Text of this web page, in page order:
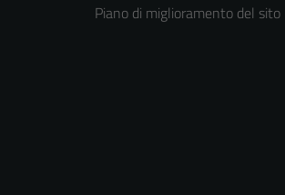
Piano di miglioramento del sito